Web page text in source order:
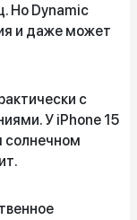
Но Dynamic
и даже может
с
У iPhone 15
солнечном